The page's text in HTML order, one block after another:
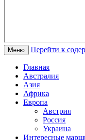
Меню Перейти к
Главная
Австралия
Азия
Африка
Европа
Австрия
Россия
Украина
Интересные